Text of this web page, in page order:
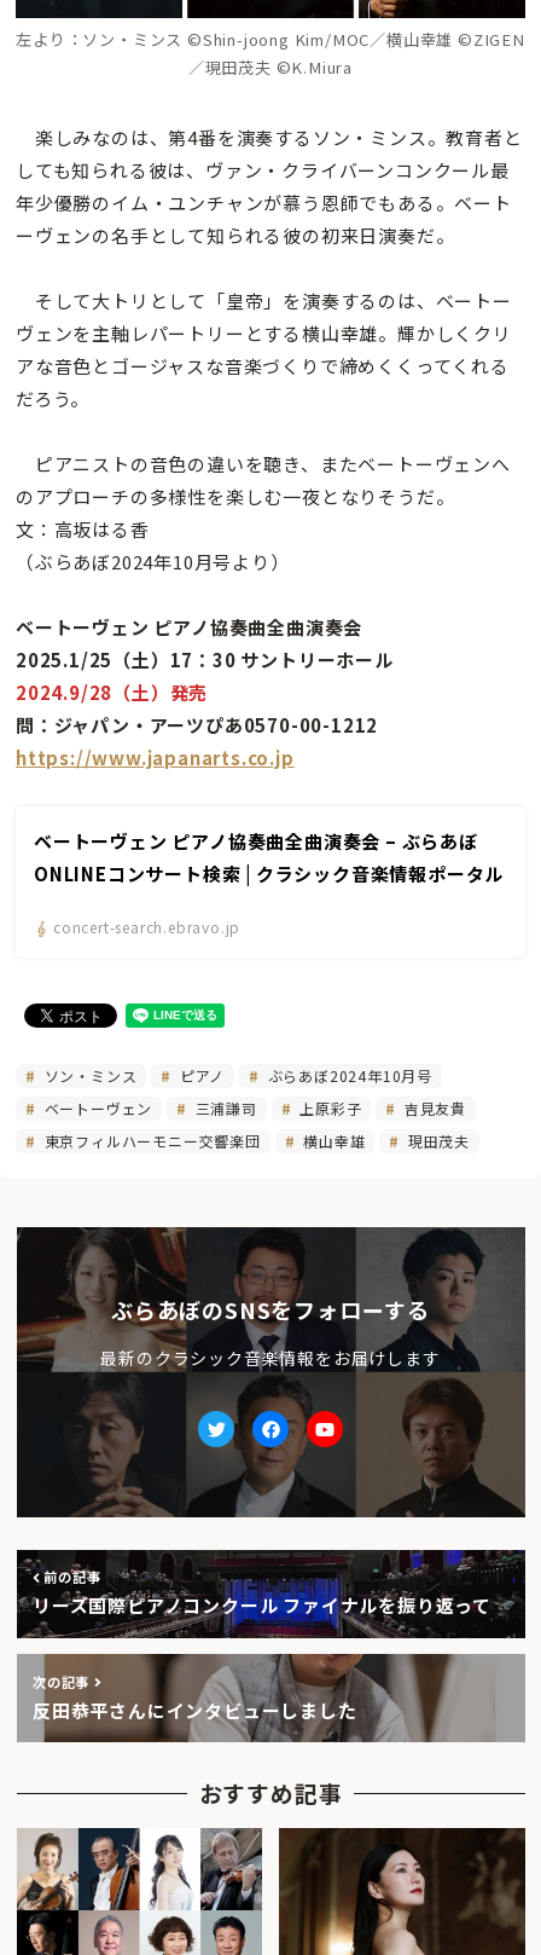
左より：ソン・ミンス ©Shin-joong Kim/MOC／横山幸雄 ©ZIGEN
／現田茂夫 ©K.Miura
楽しみなのは、第4番を演奏するソン・ミンス。教育者と
しても知られる彼は、ヴァン・クライバーンコンクール最
年少優勝のイム・ユンチャンが慕う恩師でもある。ベート
ーヴェンの名手として知られる彼の初来日演奏だ。
そして大トリとして「皇帝」を演奏するのは、ベートー
ヴェンを主軸レパートリーとする横山幸雄。輝かしくクリ
アな音色とゴージャスな音楽づくりで締めくくってくれる
だろう。
ピアニストの音色の違いを聴き、またベートーヴェンへ
のアプローチの多様性を楽しむ一夜となりそうだ。
文：高坂はる香
（ぶらあぼ2024年10月号より）
ベートーヴェン ピアノ協奏曲全曲演奏会
2025.1/25（土）17：30 サントリーホール
2024.9/28（土）発売
問：ジャパン・アーツぴあ0570-00-1212
https://www.japanarts.co.jp
ベートーヴェン ピアノ協奏曲全曲演奏会 – ぶらあぼ
ONLINEコンサート検索 | クラシック音楽情報ポータル
concert-search.ebravo.jp
ソン・ミンス ピアノ
ぶらあぼ2024年10月号
ベートーヴェン
三浦謙司 上原彩子
吉見友貴
東京フィルハーモニー交響楽団
横山幸雄 現田茂夫
ぶらあぼのSNSをフォローする
最新のクラシック音楽情報をお届けします
TwitterfacebookYoutube
前の記事
リーズ国際ピアノコンクール ファイナルを振り返って
次の記事
反田恭平さんにインタビューしました
おすすめ記事